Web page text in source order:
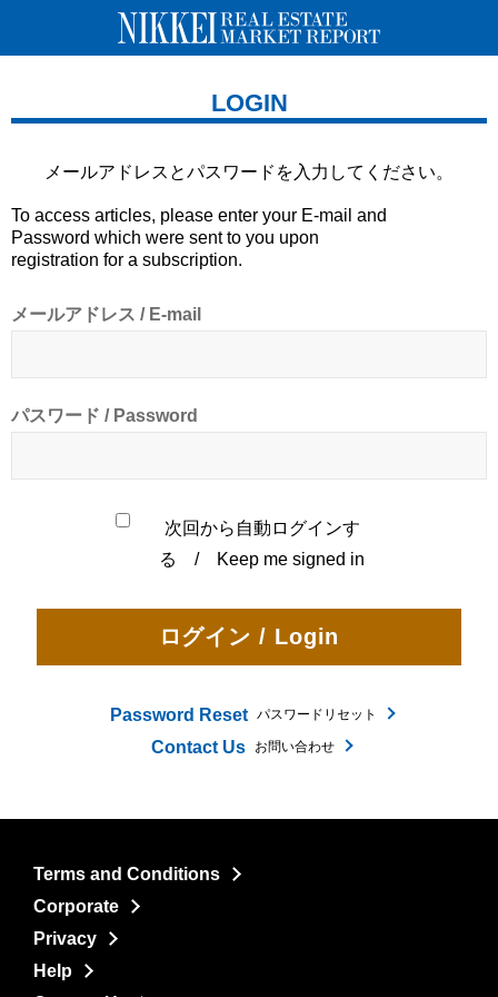
LOGIN
メールアドレスとパスワードを 入力してください。
To access articles, please enter your E-mail and
Password which were sent to you upon
registration for a subscription.
メールアドレス / E-mail
パスワード / Password
次回から自動ログインす
る / Keep me signed in
Password Reset パスワードリセット
Contact Us お問い合わせ
Terms and Conditions
Corporate
Privacy
Help